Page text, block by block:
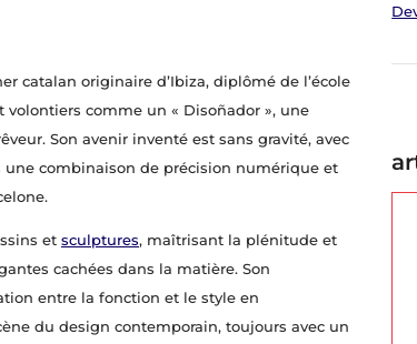
catalan originaire d’Ibiza, diplômé de l’école
volontiers comme un « Disoñador », une
Son avenir inventé est sans gravité, avec
combinaison de précision numérique et
et sculptures, maîtrisant la plénitude et
cachées dans la matière. Son
entre la fonction et le style en
du design contemporain, toujours avec un